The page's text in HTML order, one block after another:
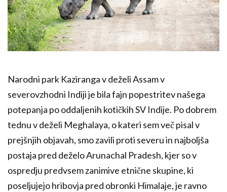
Narodni park Kaziranga v deželi Assam v
severovzhodni Indiji je bila fajn popestritev našega
potepanja po oddaljenih kotičkih SV Indije. Po dobrem
tednu v deželi Meghalaya, o kateri sem več pisal v
prejšnjih objavah, smo zavili proti severu in najboljša
postaja pred deželo Arunachal Pradesh, kjer so v
ospredju predvsem zanimive etnične skupine, ki
poseljujejo hribovja pred obronki Himalaje, je ravno